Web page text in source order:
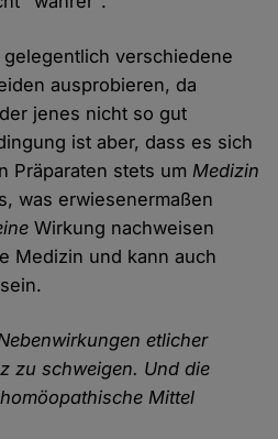
verschiedene
ausprobieren, da
jenes nicht so gut
ist aber, dass es sich
Präparaten stets umMedizin
was erwiesenermaßen
Wirkung nachweisen
Medizin und kann auch
etlicher
zu schweigen. Und die
Mittel